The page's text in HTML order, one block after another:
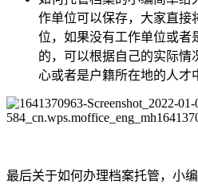
作单位可以保存，大家直接
位，如果没有工作单位或者
的，可以根据自己的实际情
心或者是户籍所在地的人才
最后关于如何办理档案托管，小